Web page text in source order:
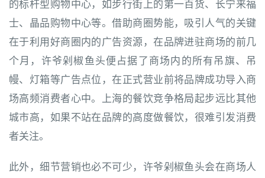
的标杆型购物中心，如步行街上的第一百货、长宁来福
士、晶品购物中心等。借助商圈势能，吸引人气的关键
在于利用好商圈内的广告资源，在品牌进驻商场的前几
个月，许爷剁椒鱼头便占据了商场内的所有吊旗、吊
幔、灯箱等广告点位，在正式营业前将品牌成功导入商
场高频消费者心中。上海的餐饮竞争格局起步远比其他
城市高，如果不站在品牌的高度做餐饮，很难引发消费
者关注。
此外，细节营销也必不可少，许爷剁椒鱼头会在商场人